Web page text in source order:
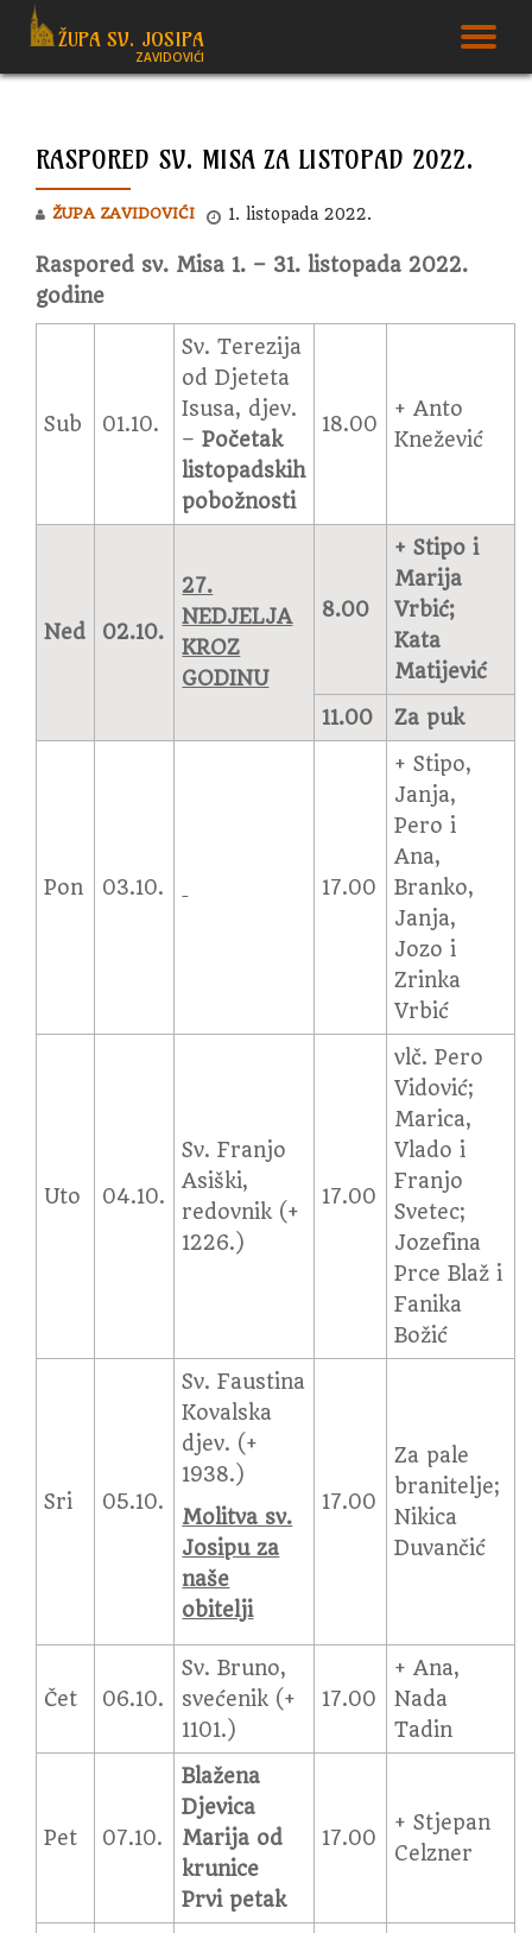
to
ŽUPA SV. JOSIPA
ZAVIDOVIĆI
RASPORED SV. MISA ZA LISTOPAD 2022.
ŽUPA ZAVIDOVIĆI 1. listopada 2022.
Raspored sv. Misa 1. – 31. listopada 2022.
godine
Sub 01.10.
Sv. Terezija
od Djeteta
Isusa, djev.
–Početak
listopadskih
pobožnosti
18.00
+ Anto
Knežević
Ned 02.10.
27.
NEDJELJA
KROZ
GODINU
8.00
+ Stipo i
Marija
Vrbić;
Kata
Matijević
11.00
Za puk
Pon 03.10. 17.00
+ Stipo,
Janja,
Pero i
Ana,
Branko,
Janja,
Jozo i
Zrinka
Vrbić
Uto 04.10.
Sv. Franjo
Asiški,
redovnik (+
1226.)
17.00
vlč. Pero
Vidović;
Marica,
Vlado i
Franjo
Svetec;
Jozefina
Prce Blaž i
Fanika
Božić
Sri 05.10.
Sv. Faustina
Kovalska
djev. (+
1938.)
Molitva sv.
Josipu za
naše
obitelji
17.00
Za pale
branitelje;
Nikica
Duvančić
Čet 06.10.
Sv. Bruno,
svećenik (+
1101.)
17.00
+ Ana,
Nada
Tadin
Pet 07.10.
Blažena
Djevica
Marija od
krunice
Prvi petak
17.00
+ Stjepan
Celzner